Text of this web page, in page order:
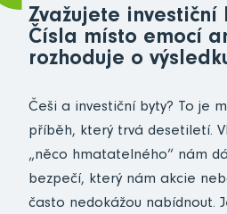
Zvažujete investiční
Čísla místo emocí
rozhoduje o
Češi a investiční byty? To je
příběh, který trvá desetiletí.
„něco hmatatelného“ nám
bezpečí, který nám akcie
často nedokážou nabídnout.